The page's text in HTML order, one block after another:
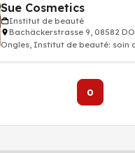
Sue Cosmetics
Institut de beauté
Bachäckerstrasse 9, 08582
Ongles, Institut de beauté: soin
0